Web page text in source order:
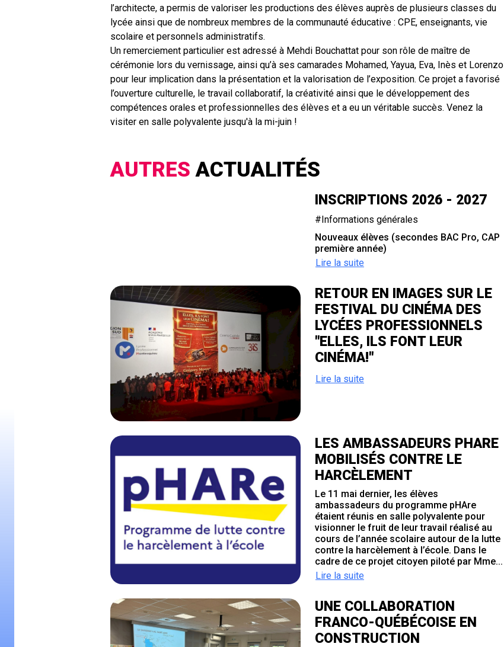
l’architecte, a permis de valoriser les productions des élèves auprès de plusieurs classes du
lycée ainsi que de nombreux membres de la communauté éducative : CPE, enseignants, vie
scolaire et personnels administratifs.
Un remerciement particulier est adressé à Mehdi Bouchattat pour son rôle de maître de
cérémonie lors du vernissage, ainsi qu’à ses camarades Mohamed, Yayua, Eva, Inès et Lorenzo
pour leur implication dans la présentation et la valorisation de l’exposition. Ce projet a favorisé
l’ouverture culturelle, le travail collaboratif, la créativité ainsi que le développement des
compétences orales et professionnelles des élèves et a eu un véritable succès. Venez la
visiter en salle polyvalente jusqu'à la mi-juin !
AUTRES ACTUALITÉS
INSCRIPTIONS 2026 - 2027
#Informations générales
Nouveaux élèves (secondes BAC Pro, CAP
première année)
Lire la suite
RETOUR EN IMAGES SUR LE
FESTIVAL DU CINÉMA DES
LYCÉES PROFESSIONNELS
"ELLES, ILS FONT LEUR
CINÉMA!"
Lire la suite
LES AMBASSADEURS PHARE
MOBILISÉS CONTRE LE
HARCÈLEMENT
Le 11 mai dernier, les élèves
ambassadeurs du programme pHAre
étaient réunis en salle polyvalente pour
visionner le fruit de leur travail réalisé au
cours de l’année scolaire autour de la lutte
contre la harcèlement à l’école. Dans le
cadre de ce projet citoyen piloté par Mme...
Lire la suite
UNE COLLABORATION
FRANCO-QUÉBÉCOISE EN
CONSTRUCTION